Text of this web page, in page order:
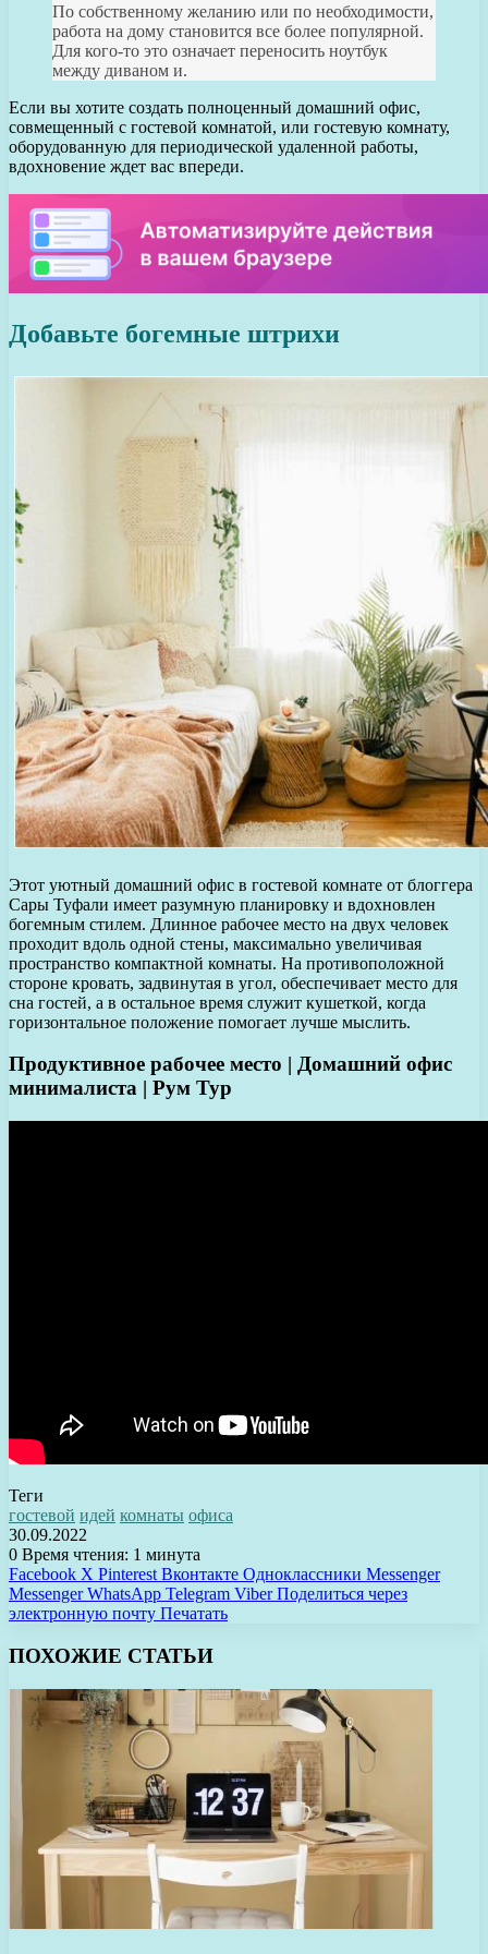
По собственному желанию или по необходимости,
работа на дому становится все более популярной.
Для кого-то это означает переносить ноутбук
между диваном и.
Если вы хотите создать полноценный домашний офис,
совмещенный с гостевой комнатой, или гостевую комнату,
оборудованную для периодической удаленной работы,
вдохновение ждет вас впереди.
Добавьте богемные штрихи
Этот уютный домашний офис в гостевой комнате от блоггера
Сары Туфали имеет разумную планировку и вдохновлен
богемным стилем. Длинное рабочее место на двух человек
проходит вдоль одной стены, максимально увеличивая
пространство компактной комнаты. На противоположной
стороне кровать, задвинутая в угол, обеспечивает место для
сна гостей, а в остальное время служит кушеткой, когда
горизонтальное положение помогает лучше мыслить.
Продуктивное рабочее место | Домашний офис
минималиста | Рум Тур
Теги
гостевой идей комнаты офиса
30.09.2022
0 Время чтения: 1 минута
Facebook X Pinterest Вконтакте Одноклассники Messenger
Messenger WhatsApp Telegram Viber Поделиться через
электронную почту Печатать
ПОХОЖИЕ СТАТЬИ